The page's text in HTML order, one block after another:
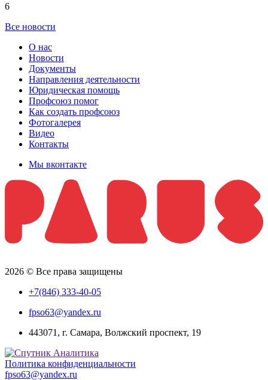
6
Все новости
О нас
Новости
Документы
Направления деятельности
Юридическая помощь
Профсоюз помог
Как создать профсоюз
Фотогалерея
Видео
Контакты
Мы вконтакте
2026 © Все права защищены
+7(846) 333-40-05
fpso63@yandex.ru
443071, г. Самара, Волжский проспект, 19
Политика конфиденциальности
fpso63@yandex.ru